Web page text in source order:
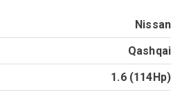
Nissan
Qashqai
1.6 (114Hp)